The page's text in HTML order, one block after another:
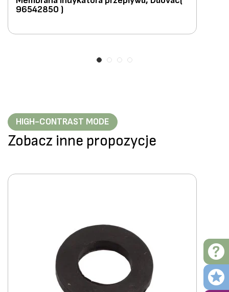
96542850 )
HIGH-CONTRAST MODE
Zobacz inne propozycje